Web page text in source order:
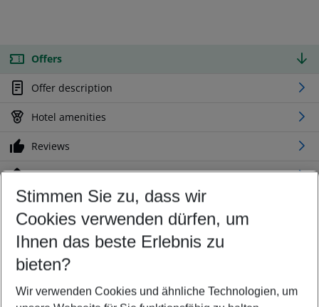
Offers
Offer description
Hotel amenities
Reviews
Location
Customize your offer
Find the perfect deal which suits your best
Your departure airport
Any airport
Select your date range
Stimmen Sie zu, dass wir
Cookies verwenden dürfen, um
Ihnen das beste Erlebnis zu
bieten?
Wir verwenden Cookies und ähnliche Technologien, um